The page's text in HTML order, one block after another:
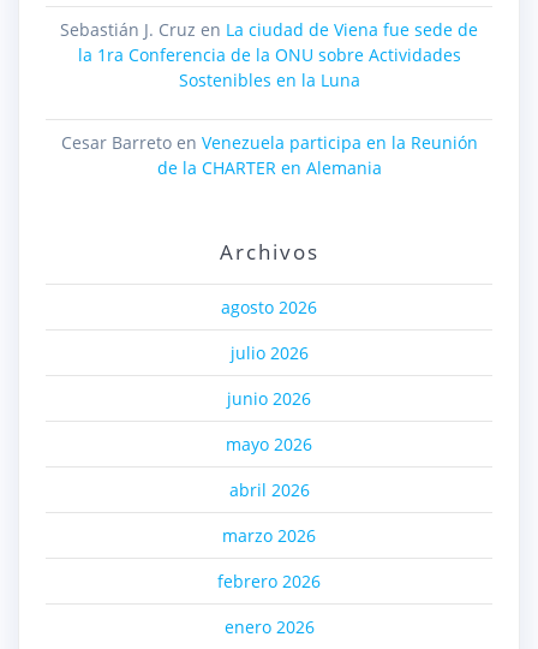
Sebastián J. Cruz en La ciudad de Viena fue sede de
la 1ra Conferencia de la ONU sobre Actividades
Sostenibles en la Luna
Cesar Barretoen Venezuela participa en la Reunión
de la CHARTER en Alemania
Archivos
agosto 2026
julio 2026
junio 2026
mayo 2026
abril 2026
marzo 2026
febrero 2026
enero 2026